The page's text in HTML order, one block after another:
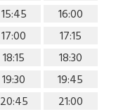
15:45
16:00
17:00
17:15
18:15
18:30
19:30
19:45
20:45 21:00